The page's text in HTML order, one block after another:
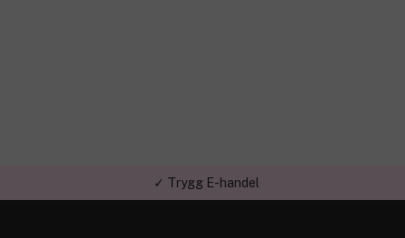
✓ Trygg E-handel